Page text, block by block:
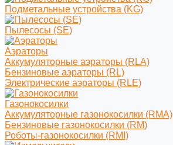
Подметальные устройства (KG)
Пылесосы (SE)
Аэраторы
Аккумуляторные аэраторы (RLA)
Бензиновые аэраторы (RL)
Электрические аэраторы (RLE)
Газонокосилки
Аккумуляторные газонокосилки (RMA)
Бензиновые газонокосилки (RM)
Роботы-газонокосилки (RMI)